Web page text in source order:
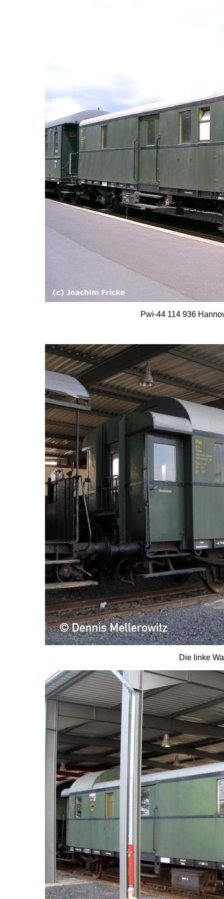
Pwi-44 114 936
Die linke